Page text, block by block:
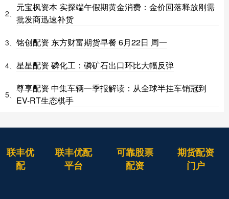
2、
元宝枫资本 实探端午假期黄金消费：金价回落释放刚需
批发商迅速补货
3、 铭创配资 东方财富期货早餐 6月22日 周一
4、 星星配资 磷化工：磷矿石出口环比大幅反弹
5、
尊享配资 中集车辆一季报解读：从全球半挂车销冠到
EV-RT生态棋手
联丰优
配
联丰优配
平台
可靠股票
配资
期货配资
门户